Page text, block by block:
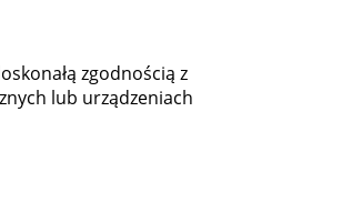
zgodnością z
lub urządzeniach